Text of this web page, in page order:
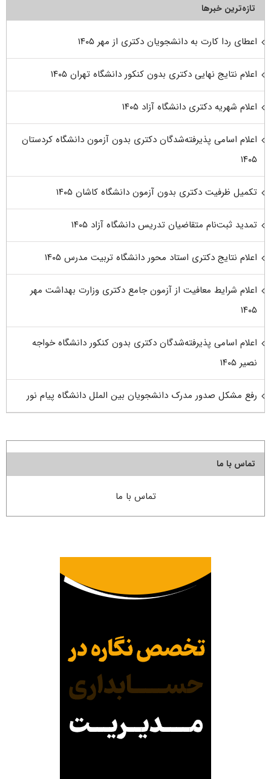
تازه‌ترین خبرها
اعطای ردا کارت به دانشجویان دکتری از مهر ۱۴۰۵
اعلام نتایج نهایی دکتری بدون کنکور دانشگاه تهران ۱۴۰۵
اعلام شهریه دکتری دانشگاه آزاد ۱۴۰۵
اعلام اسامی پذیرفته‌شدگان دکتری بدون آزمون دانشگاه کردستان
۱۴۰۵
تکمیل ظرفیت دکتری بدون آزمون دانشگاه کاشان ۱۴۰۵
تمدید ثبت‌نام متقاضیان تدریس دانشگاه آزاد ۱۴۰۵
اعلام نتایج دکتری استاد محور دانشگاه تربیت مدرس ۱۴۰۵
اعلام شرایط معافیت از آزمون جامع دکتری وزارت بهداشت مهر
۱۴۰۵
اعلام اسامی پذیرفته‌شدگان دکتری بدون کنکور دانشگاه خواجه
نصیر ۱۴۰۵
رفع مشکل صدور مدرک دانشجویان بین الملل دانشگاه پیام نور
تماس با ما
تماس با ما